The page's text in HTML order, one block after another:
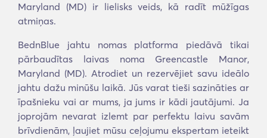
Maryland (MD) ir lielisks veids, kā radīt mūžīgas
atmiņas.
BednBlue jahtu nomas platforma piedāvā tikai
pārbaudītas laivas noma Greencastle Manor,
Maryland (MD). Atrodiet un rezervējiet savu ideālo
jahtu dažu minūšu laikā. Jūs varat tieši sazināties ar
īpašnieku vai ar mums, ja jums ir kādi jautājumi. Ja
joprojām nevarat izlemt par perfektu laivu savām
brīvdienām, ļaujiet mūsu ceļojumu ekspertam ieteikt